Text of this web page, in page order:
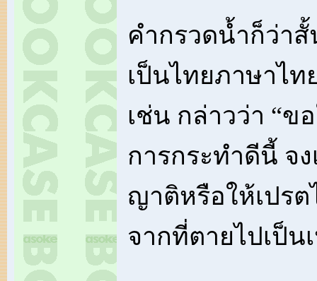
คำกรวดน้ำก็ว่าสั้
เป็นไทยภาษาไท
เช่น กล่าวว่า “ข
การกระทำดีนี้ จ
ญาติหรือให้เปรต
จากที่ตายไปเป็น